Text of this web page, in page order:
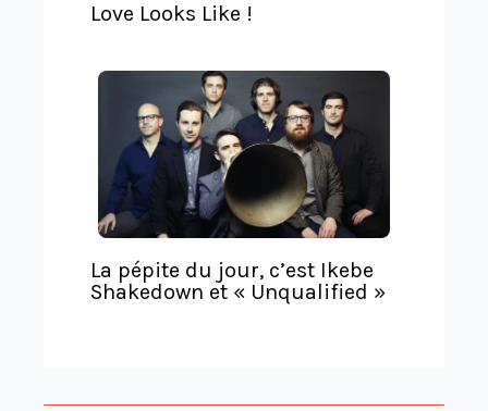
Love Looks Like !
La pépite du jour, c’est Ikebe
Shakedown et « Unqualified »